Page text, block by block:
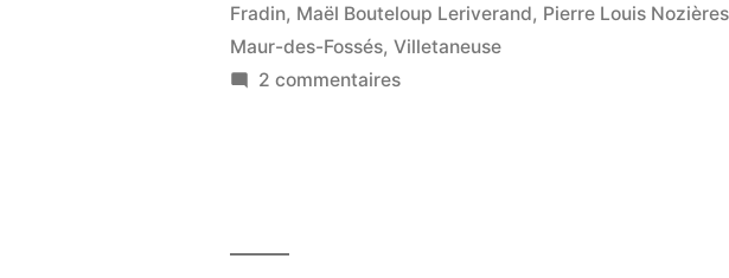
l’évidence »
Fradin, Maël Bouteloup Leriverand, Pierre Louis Nozières
Maur-des-Fossés,Villetaneuse
2 commentairessur